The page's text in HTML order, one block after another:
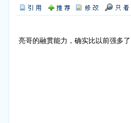
亮哥的融贯能力，确实比以前强多